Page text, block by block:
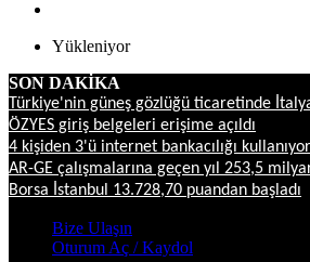
Yükleniyor
SON DAKİKA
Türkiye'nin güneş gözlüğü ticaretinde
ÖZYES giriş belgeleri erişime açıldı
4 kişiden 3'ü internet bankacılığı kullanıyor
AR-GE çalışmalarına geçen yıl 253,5
Borsa İstanbul 13.728,70 puandan başladı
Bize Ulaşın
Oturum Aç / Kaydol